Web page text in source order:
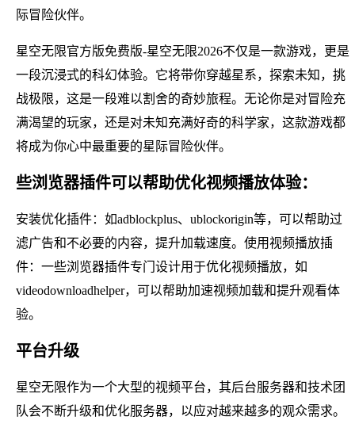
际冒险伙伴。
星空无限官方版免费版-星空无限2026不仅是一款游戏，更是
一段沉浸式的科幻体验。它将带你穿越星系，探索未知，挑
战极限，这是一段难以割舍的奇妙旅程。无论你是对冒险充
满渴望的玩家，还是对未知充满好奇的科学家，这款游戏都
将成为你心中最重要的星际冒险伙伴。
些浏览器插件可以帮助优化视频播放体验：
安装优化插件：如adblockplus、ublockorigin等，可以帮助过
滤广告和不必要的内容，提升加载速度。使用视频播放插
件：一些浏览器插件专门设计用于优化视频播放，如
videodownloadhelper，可以帮助加速视频加载和提升观看体
验。
平台升级
星空无限作为一个大型的视频平台，其后台服务器和技术团
队会不断升级和优化服务器，以应对越来越多的观众需求。